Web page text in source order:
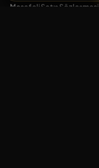
Mesafeli Satış Sözleşmesi